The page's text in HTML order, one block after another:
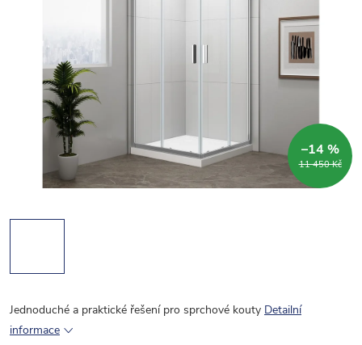
11 450 Kč
–14 %
Jednoduché a praktické řešení pro sprchové kouty Detailní
informace